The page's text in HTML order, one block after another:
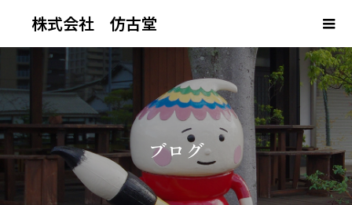
株式会社 仿古堂
ブロ グ